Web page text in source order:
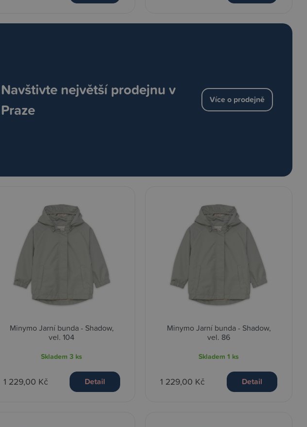
Navštivte největší prodejnu v
Praze
Více o prodejně
Minymo Jarní bunda - Shadow,
vel. 104
Skladem3 ks
1 229,00 Kč Detail
Minymo Jarní bunda - Shadow,
vel. 86
Skladem1 ks
1 229,00 Kč Detail